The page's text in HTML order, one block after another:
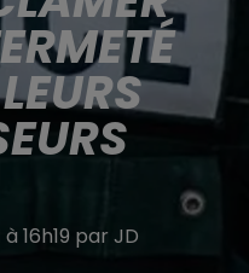
16h19 par JD